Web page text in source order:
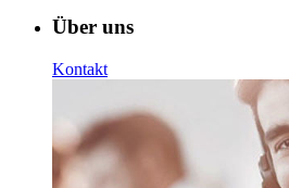
Über uns
Kontakt